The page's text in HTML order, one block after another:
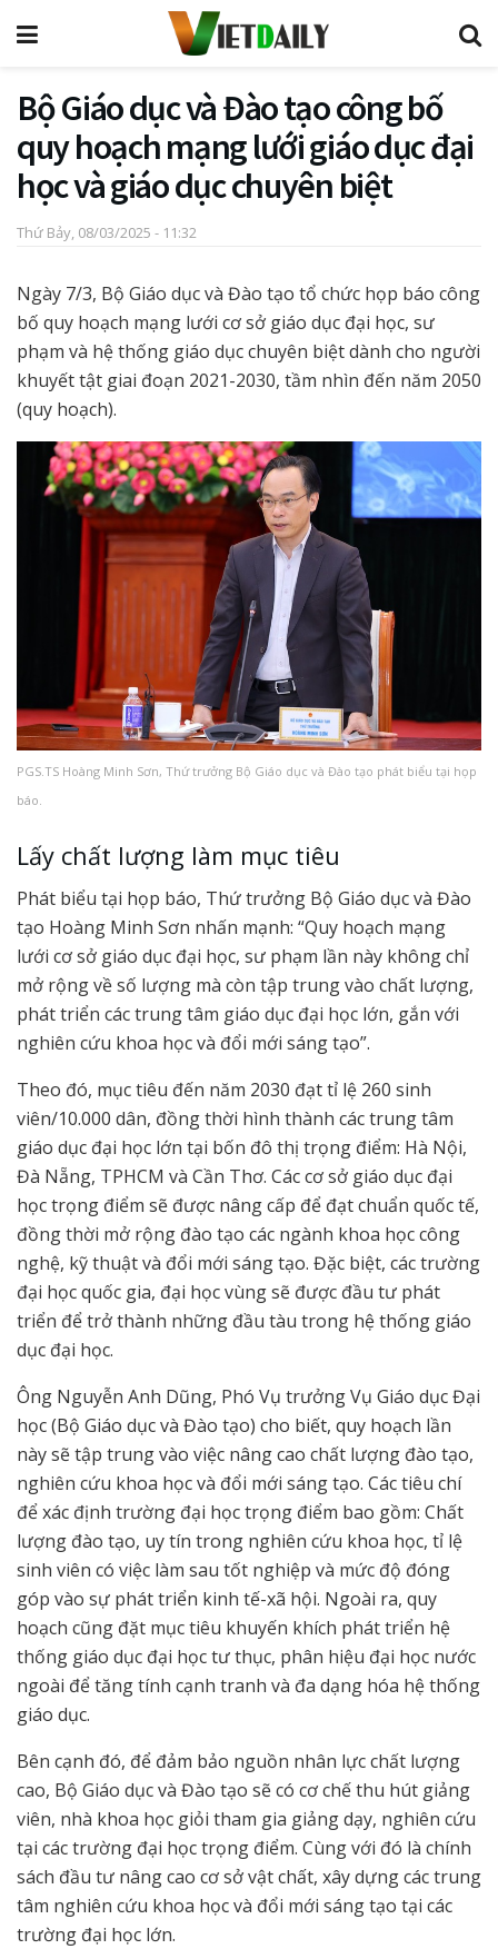
Bộ Giáo dục và Đào tạo công bố
quy hoạch mạng lưới giáo dục đại
học và giáo dục chuyên biệt
Thứ Bảy, 08/03/2025 - 11:32
Ngày 7/3, Bộ Giáo dục và Đào tạo tổ chức họp báo công
bố quy hoạch mạng lưới cơ sở giáo dục đại học, sư
phạm và hệ thống giáo dục chuyên biệt dành cho người
khuyết tật giai đoạn 2021-2030, tầm nhìn đến năm 2050
(quy hoạch).
PGS.TS Hoàng Minh Sơn, Thứ trưởng Bộ Giáo dục và Đào tạo phát biểu tại họp
báo.
Lấy chất lượng làm mục tiêu
Phát biểu tại họp báo, Thứ trưởng Bộ Giáo dục và Đào
tạo Hoàng Minh Sơn nhấn mạnh: “Quy hoạch mạng
lưới cơ sở giáo dục đại học, sư phạm lần này không chỉ
mở rộng về số lượng mà còn tập trung vào chất lượng,
phát triển các trung tâm giáo dục đại học lớn, gắn với
nghiên cứu khoa học và đổi mới sáng tạo”.
Theo đó, mục tiêu đến năm 2030 đạt tỉ lệ 260 sinh
viên/10.000 dân, đồng thời hình thành các trung tâm
giáo dục đại học lớn tại bốn đô thị trọng điểm: Hà Nội,
Đà Nẵng, TPHCM và Cần Thơ. Các cơ sở giáo dục đại
học trọng điểm sẽ được nâng cấp để đạt chuẩn quốc tế,
đồng thời mở rộng đào tạo các ngành khoa học công
nghệ, kỹ thuật và đổi mới sáng tạo. Đặc biệt, các trường
đại học quốc gia, đại học vùng sẽ được đầu tư phát
triển để trở thành những đầu tàu trong hệ thống giáo
dục đại học.
Ông Nguyễn Anh Dũng, Phó Vụ trưởng Vụ Giáo dục Đại
học (Bộ Giáo dục và Đào tạo) cho biết, quy hoạch lần
này sẽ tập trung vào việc nâng cao chất lượng đào tạo,
nghiên cứu khoa học và đổi mới sáng tạo. Các tiêu chí
để xác định trường đại học trọng điểm bao gồm: Chất
lượng đào tạo, uy tín trong nghiên cứu khoa học, tỉ lệ
sinh viên có việc làm sau tốt nghiệp và mức độ đóng
góp vào sự phát triển kinh tế-xã hội. Ngoài ra, quy
hoạch cũng đặt mục tiêu khuyến khích phát triển hệ
thống giáo dục đại học tư thục, phân hiệu đại học nước
ngoài để tăng tính cạnh tranh và đa dạng hóa hệ thống
giáo dục.
Bên cạnh đó, để đảm bảo nguồn nhân lực chất lượng
cao, Bộ Giáo dục và Đào tạo sẽ có cơ chế thu hút giảng
viên, nhà khoa học giỏi tham gia giảng dạy, nghiên cứu
tại các trường đại học trọng điểm. Cùng với đó là chính
sách đầu tư nâng cao cơ sở vật chất, xây dựng các trung
tâm nghiên cứu khoa học và đổi mới sáng tạo tại các
trường đại học lớn.